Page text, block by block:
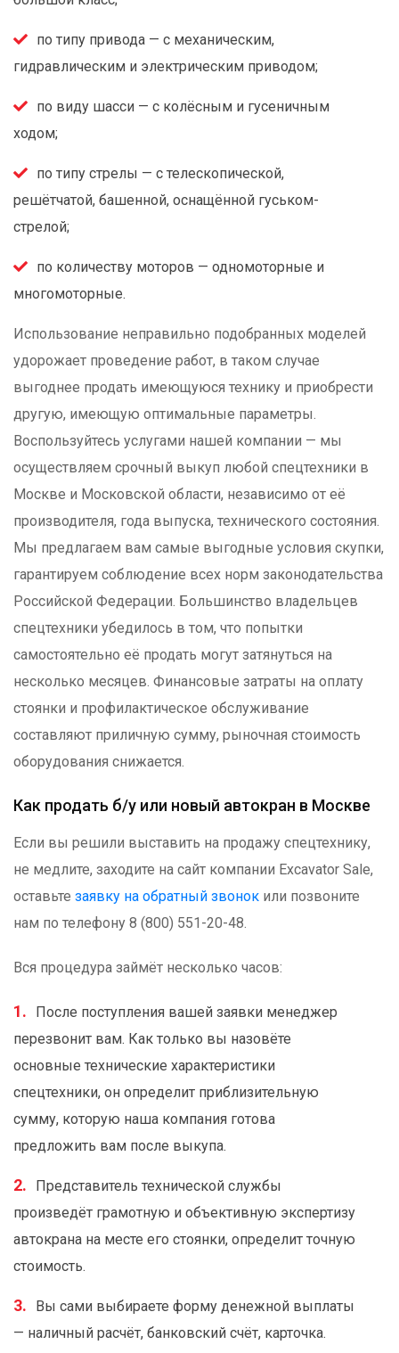
по типу привода — с механическим,
гидравлическим и электрическим приводом;
по виду шасси — с колёсным и гусеничным
ходом;
по типу стрелы — с телескопической,
решётчатой, башенной, оснащённой гуськом-
стрелой;
по количеству моторов — одномоторные и
многомоторные.
Использование неправильно подобранных моделей
удорожает проведение работ, в таком случае
выгоднее продать имеющуюся технику и приобрести
другую, имеющую оптимальные параметры.
Воспользуйтесь услугами нашей компании — мы
осуществляем срочный выкуп любой спецтехники в
Москве и Московской области, независимо от её
производителя, года выпуска, технического состояния.
Мы предлагаем вам самые выгодные условия скупки,
гарантируем соблюдение всех норм законодательства
Российской Федерации. Большинство владельцев
спецтехники убедилось в том, что попытки
самостоятельно её продать могут затянуться на
несколько месяцев. Финансовые затраты на оплату
стоянки и профилактическое обслуживание
составляют приличную сумму, рыночная стоимость
оборудования снижается.
Как продать б/у или новый автокран в Москве
Если вы решили выставить на продажу спецтехнику,
не медлите, заходите на сайт компании Excavator Sale,
оставьте заявку на обратный звонок или позвоните
нам по телефону 8 (800) 551-20-48.
Вся процедура займёт несколько часов:
После поступления вашей заявки менеджер
перезвонит вам. Как только вы назовёте
основные технические характеристики
спецтехники, он определит приблизительную
сумму, которую наша компания готова
предложить вам после выкупа.
Представитель технической службы
произведёт грамотную и объективную экспертизу
автокрана на месте его стоянки, определит точную
стоимость.
Вы сами выбираете форму денежной выплаты
— наличный расчёт, банковский счёт, карточка.